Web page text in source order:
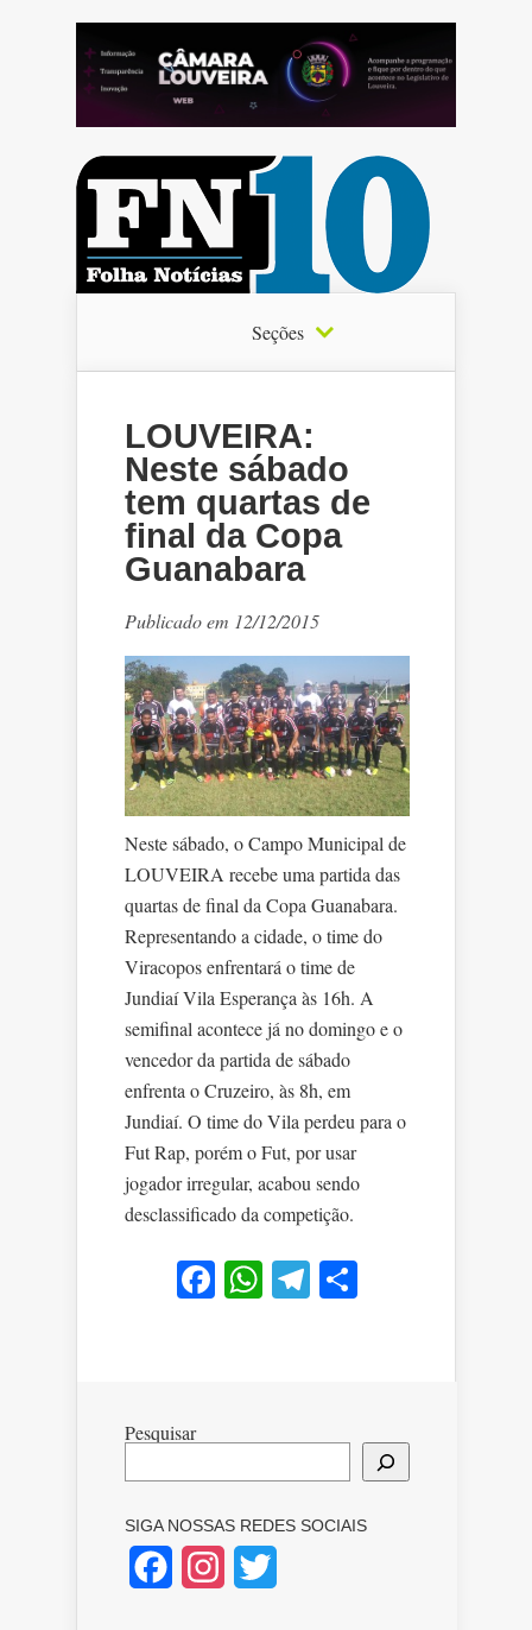
Seções
LOUVEIRA:
Neste sábado
tem quartas de
final da Copa
Guanabara
Publicado em 12/12/2015
Neste sábado, o Campo Municipal de
LOUVEIRA recebe uma partida das
quartas de final da Copa Guanabara.
Representando a cidade, o time do
Viracopos enfrentará o time de
Jundiaí Vila Esperança às 16h. A
semifinal acontece já no domingo e o
vencedor da partida de sábado
enfrenta o Cruzeiro, às 8h, em
Jundiaí. O time do Vila perdeu para o
Fut Rap, porém o Fut, por usar
jogador irregular, acabou sendo
desclassificado da competição.
Facebook
WhatsApp
Telegram
Pesquisar
SIGA NOSSAS REDES SOCIAIS
FacebookInstagram